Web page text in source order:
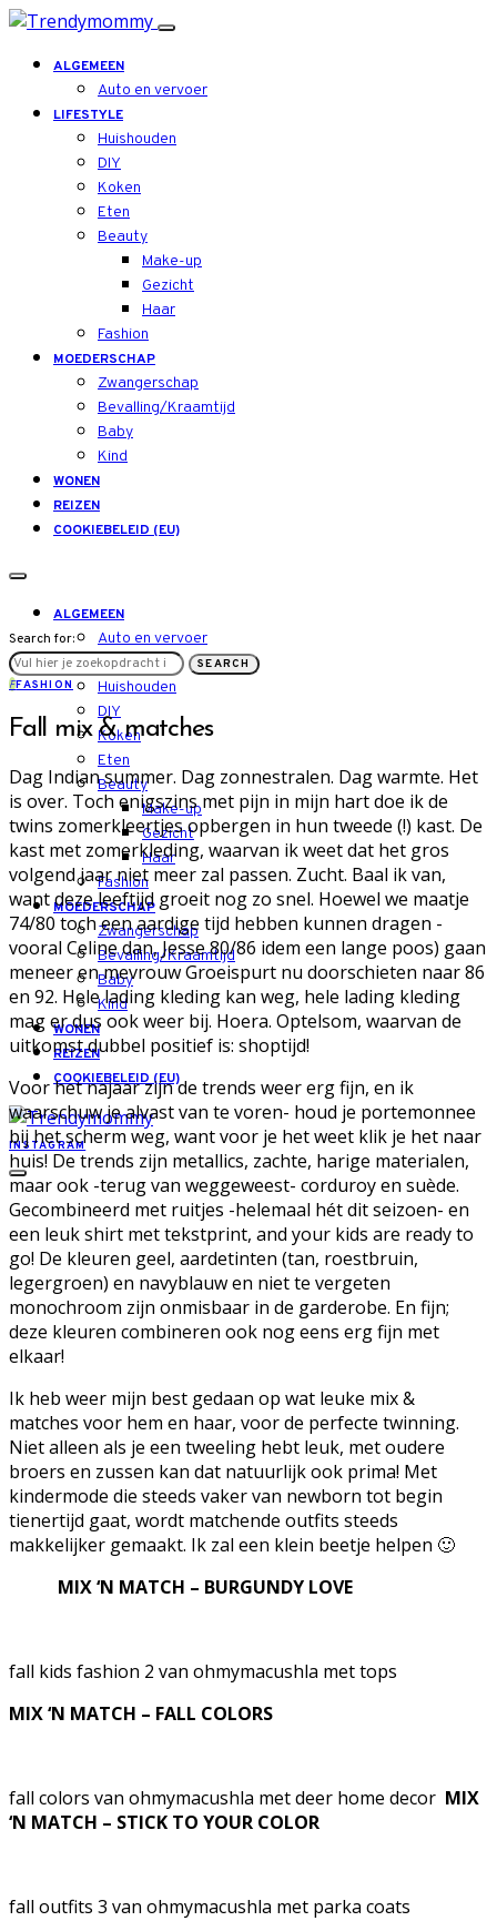
ALGEMEEN
Auto en vervoer
LIFESTYLE
Huishouden
DIY
Koken
Eten
Beauty
Make-up
Gezicht
Haar
Fashion
MOEDERSCHAP
Zwangerschap
Bevalling/Kraamtijd
Baby
Kind
WONEN
REIZEN
COOKIEBELEID (EU)
ALGEMEEN
Auto en vervoer
LIFESTYLE
Huishouden
DIY
Koken
Eten
Beauty
Make-up
Gezicht
Haar
Fashion
MOEDERSCHAP
Zwangerschap
Bevalling/Kraamtijd
Baby
Kind
WONEN
REIZEN
COOKIEBELEID (EU)
INSTAGRAM
Search for:
SEARCH
FFASHION
Fall mix & matches
Dag Indian summer. Dag zonnestralen. Dag warmte. Het
is over. Toch enigszins met pijn in mijn hart doe ik de
twins zomerkleertjes opbergen in hun tweede (!) kast. De
kast met zomerkleding, waarvan ik weet dat het gros
volgend jaar niet meer zal passen. Zucht. Baal ik van,
want deze leeftijd groeit nog zo snel. Hoewel we maatje
74/80 toch een aardige tijd hebben kunnen dragen -
vooral Celine dan, Jesse 80/86 idem een lange poos) gaan
meneer en mevrouw Groeispurt nu doorschieten naar 86
en 92. Hele lading kleding kan weg, hele lading kleding
mag er dus ook weer bij. Hoera. Optelsom, waarvan de
uitkomst dubbel positief is: shoptijd!
Voor het najaar zijn de trends weer erg fijn, en ik
waarschuw je alvast van te voren- houd je portemonnee
bij het scherm weg, want voor je het weet klik je het naar
huis! De trends zijn metallics, zachte, harige materialen,
maar ook -terug van weggeweest- corduroy en suède.
Gecombineerd met ruitjes -helemaal hét dit seizoen- en
een leuk shirt met tekstprint, and your kids are ready to
go! De kleuren geel, aardetinten (tan, roestbruin,
legergroen) en navyblauw en niet te vergeten
monochroom zijn onmisbaar in de garderobe. En fijn;
deze kleuren combineren ook nog eens erg fijn met
elkaar!
Ik heb weer mijn best gedaan op wat leuke mix &
matches voor hem en haar, voor de perfecte twinning.
Niet alleen als je een tweeling hebt leuk, met oudere
broers en zussen kan dat natuurlijk ook prima! Met
kindermode die steeds vaker van newborn tot begin
tienertijd gaat, wordt matchende outfits steeds
makkelijker gemaakt. Ik zal een klein beetje helpen 🙂
MIX ‘N MATCH – BURGUNDY LOVE
fall kids fashion 2 van ohmymacushla met tops
MIX ‘N MATCH – FALL COLORS
fall colors van ohmymacushla met deer home decor MIX
‘N MATCH – STICK TO YOUR COLOR
fall outfits 3 van ohmymacushla met parka coats